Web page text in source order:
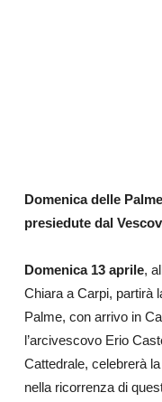
Domenica delle
presiedute dal
Domenica 13 aprile,
Chiara a Carpi, partirà
Palme, con arrivo in
l’arcivescovo Erio
Cattedrale, celebrerà
nella ricorrenza di